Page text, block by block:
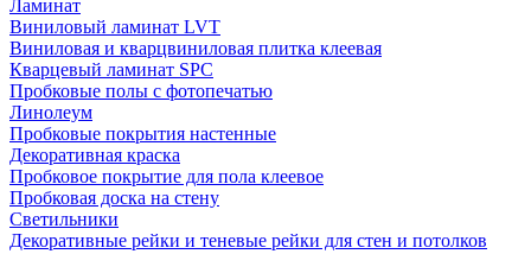
Ламинат
Виниловый ламинат LVT
Виниловая и кварцвиниловая плитка клеевая
Кварцевый ламинат SPC
Пробковые полы с фотопечатью
Линолеум
Пробковые покрытия настенные
Декоративная краска
Пробковое покрытие для пола клеевое
Пробковая доска на стену
Светильники
Декоративные рейки и теневые рейки для стен и потолков